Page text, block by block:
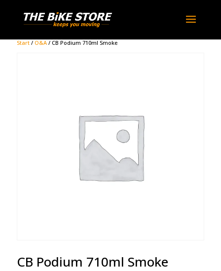
Start/ O&A/ CB Podium 710ml Smoke
CB Podium 710ml Smoke